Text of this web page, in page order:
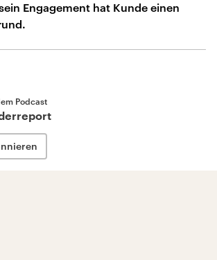
Engagement hat Kunde einen
Podcast